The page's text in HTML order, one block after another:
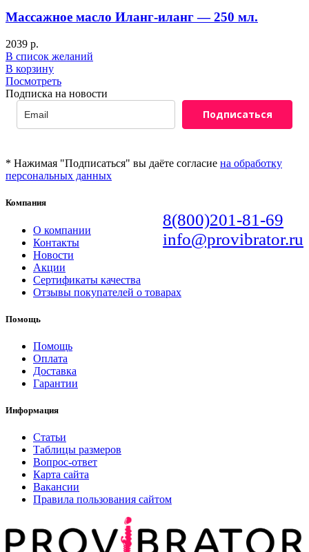
Массажное масло Иланг-иланг — 250 мл.
2039 р.
В список желаний
В корзину
Посмотреть
Подписка на новости
Подписаться
* Нажимая "Подписаться" вы даёте согласие на обработку
персональных данных
8(800)201-81-69
info@provibrator.ru
Компания
О компании
Контакты
Новости
Акции
Сертификаты качества
Отзывы покупателей о товарах
Помощь
Помощь
Оплата
Доставка
Гарантии
Информация
Статьи
Таблицы размеров
Вопрос-ответ
Карта сайта
Вакансии
Правила пользования сайтом